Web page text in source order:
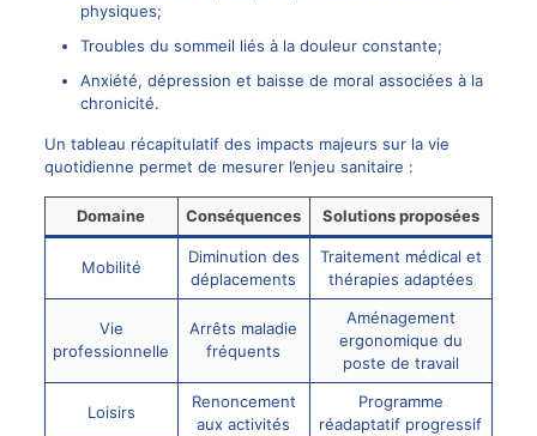
physiques;
Troubles du sommeil liés à la douleur constante;
Anxiété, dépression et baisse de moral associées à la
chronicité.
Un tableau récapitulatif des impacts majeurs sur la vie
quotidienne permet de mesurer l’enjeu sanitaire :
Domaine Conséquences Solutions proposées
Mobilité
Diminution des
déplacements
Traitement médical et
thérapies adaptées
Vie
professionnelle
Arrêts maladie
fréquents
Aménagement
ergonomique du
poste de travail
Loisirs
Renoncement
aux activités
Programme
réadaptatif progressif